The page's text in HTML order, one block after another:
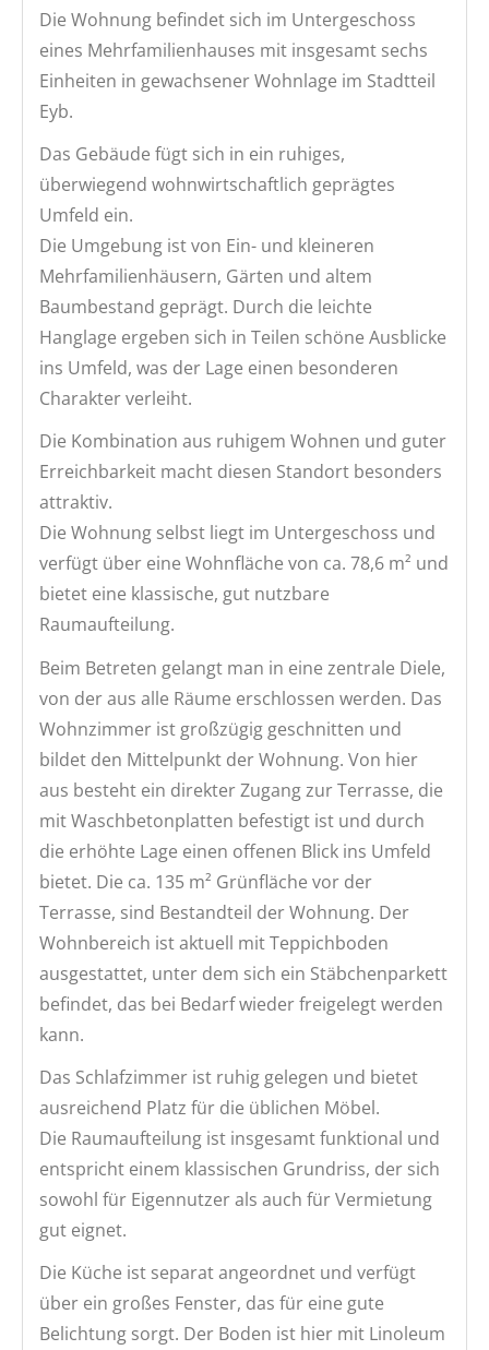
Die Wohnung befindet sich im Untergeschoss
eines Mehrfamilienhauses mit insgesamt sechs
Einheiten in gewachsener Wohnlage im Stadtteil
Eyb.
Das Gebäude fügt sich in ein ruhiges,
überwiegend wohnwirtschaftlich geprägtes
Umfeld ein.
Die Umgebung ist von Ein- und kleineren
Mehrfamilienhäusern, Gärten und altem
Baumbestand geprägt. Durch die leichte
Hanglage ergeben sich in Teilen schöne Ausblicke
ins Umfeld, was der Lage einen besonderen
Charakter verleiht.
Die Kombination aus ruhigem Wohnen und guter
Erreichbarkeit macht diesen Standort besonders
attraktiv.
Die Wohnung selbst liegt im Untergeschoss und
verfügt über eine Wohnfläche von ca. 78,6 m² und
bietet eine klassische, gut nutzbare
Raumaufteilung.
Beim Betreten gelangt man in eine zentrale Diele,
von der aus alle Räume erschlossen werden. Das
Wohnzimmer ist großzügig geschnitten und
bildet den Mittelpunkt der Wohnung. Von hier
aus besteht ein direkter Zugang zur Terrasse, die
mit Waschbetonplatten befestigt ist und durch
die erhöhte Lage einen offenen Blick ins Umfeld
bietet. Die ca. 135 m² Grünfläche vor der
Terrasse, sind Bestandteil der Wohnung. Der
Wohnbereich ist aktuell mit Teppichboden
ausgestattet, unter dem sich ein Stäbchenparkett
befindet, das bei Bedarf wieder freigelegt werden
kann.
Das Schlafzimmer ist ruhig gelegen und bietet
ausreichend Platz für die üblichen Möbel.
Die Raumaufteilung ist insgesamt funktional und
entspricht einem klassischen Grundriss, der sich
sowohl für Eigennutzer als auch für Vermietung
gut eignet.
Die Küche ist separat angeordnet und verfügt
über ein großes Fenster, das für eine gute
Belichtung sorgt. Der Boden ist hier mit Linoleum